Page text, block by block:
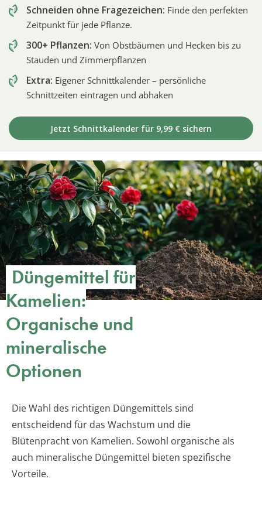
Schneiden ohne Fragezeichen: Finde den perfekten
Zeitpunkt für jede Pflanze.
300+ Pflanzen: Von Obstbäumen und Hecken bis zu
Stauden und Zimmerpflanzen
Extra: Eigener Schnittkalender – persönliche
Schnittzeiten eintragen und abhaken
Jetzt Schnittkalender für 9,99 € sichern
Düngemittel für
Kamelien:
Organische und
mineralische
Optionen
Die Wahl des richtigen Düngemittels sind
entscheidend für das Wachstum und die
Blütenpracht von Kamelien. Sowohl organische als
auch mineralische Düngemittel bieten spezifische
Vorteile.